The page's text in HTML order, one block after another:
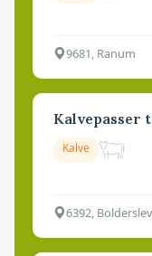
9681, Ranum
Kalvepasser
Kalve
6392, Bolderslev